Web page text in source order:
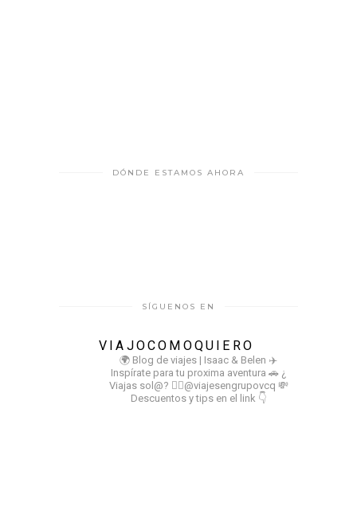
DÓNDE ESTAMOS AHORA
SÍGUENOS EN
VIAJOCOMOQUIERO
🌍 Blog de viajes | Isaac & Belen ✈️
Inspírate para tu proxima aventura 🚗 ¿
Viajas sol@? 👉🏻@viajesengrupovcq 💸
Descuentos y tips en el link 👇